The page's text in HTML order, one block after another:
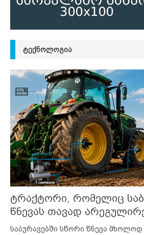
ᲢᲔᲥᲜᲝᲚᲝᲒᲘᲐ
ტრაქტორი, რომელიც
წნევას თავად
საბურავებში სწორი წნევა